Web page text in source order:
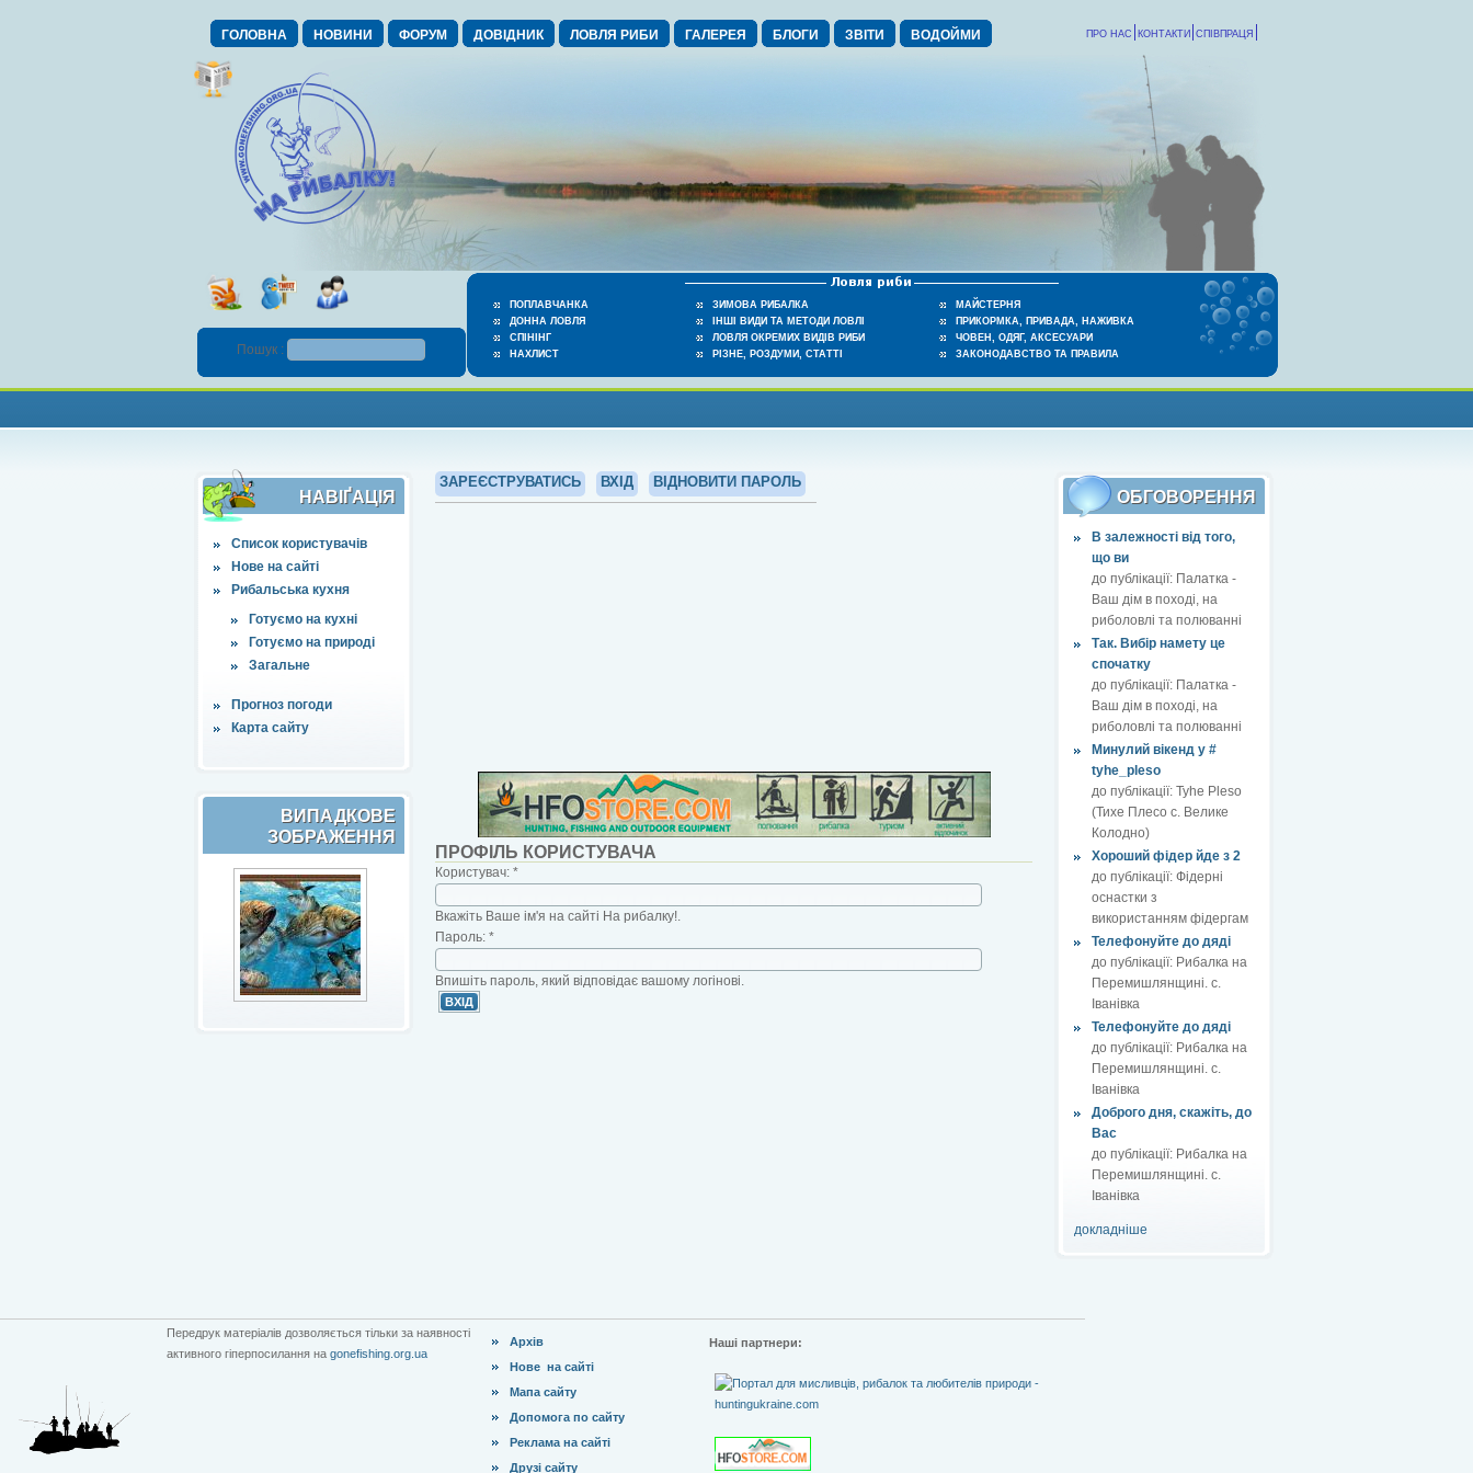
ГОЛОВНА НОВИНИ ФОРУМ ДОВІДНИК ЛОВЛЯ РИБИ ГАЛЕРЕЯ БЛОГИ ЗВІТИ ВОДОЙМИ СПІВПРАЦЯ
КОНТАКТИ
ПРО НАС
ПОПЛАВЧАНКА
ДОННА ЛОВЛЯ
СПІНІНГ
НАХЛИСТ
ЗИМОВА РИБАЛКА
ІНШІ ВИДИ ТА МЕТОДИ ЛОВЛІ
ЛОВЛЯ ОКРЕМИХ ВИДІВ РИБИ
РІЗНЕ, РОЗДУМИ, СТАТТІ
МАЙСТЕРНЯ
ПРИКОРМКА, ПРИВАДА, НАЖИВКА
ЧОВЕН, ОДЯГ, АКСЕСУАРИ
ЗАКОНОДАВСТВО ТА ПРАВИЛА
Пошук :
НАВІҐАЦІЯ
Список користувачів
Нове на сайті
Рибальська кухня
Готуємо на кухні
Готуємо на природі
Загальне
Прогноз погоди
Карта сайту
ВИПАДКОВЕ
ЗОБРАЖЕННЯ
ЗАРЕЄСТРУВАТИСЬ ВХІД ВІДНОВИТИ ПАРОЛЬ
ОБГОВОРЕННЯ
В залежності від того,
що ви
до публікації: Палатка -
Ваш дім в поході, на
риболовлі та полюванні
Так. Вибір намету це
спочатку
до публікації: Палатка -
Ваш дім в поході, на
риболовлі та полюванні
Минулий вікенд у #
tyhe_pleso
до публікації: Tyhe Pleso
(Тихе Плесо с. Велике
Колодно)
Хороший фідер йде з 2
до публікації: Фідерні
оснастки з
використанням фідергам
Телефонуйте до дяді
до публікації: Рибалка на
Перемишлянщині. с.
Іванівка
Телефонуйте до дяді
до публікації: Рибалка на
Перемишлянщині. с.
Іванівка
Доброго дня, скажіть, до
Вас
до публікації: Рибалка на
Перемишлянщині. с.
Іванівка
докладніше
ПРОФІЛЬ КОРИСТУВАЧА
Користувач: *
Вкажіть Ваше ім'я на сайті На рибалку!.
Пароль: *
Впишіть пароль, який відповідає вашому логінові.
Передрук матеріалів дозволяється тільки за наявності
активного гіперпосилання на gonefishing.org.ua
Архів
Нове на сайті
Мапа сайту
Допомога по сайту
Реклама на сайті
Друзі сайту
Наші партнери: